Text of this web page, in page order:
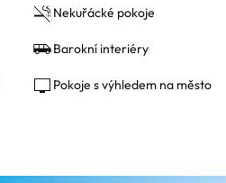
Nekuřácké pokoje
Barokní interiéry
Pokoje s výhledem na město